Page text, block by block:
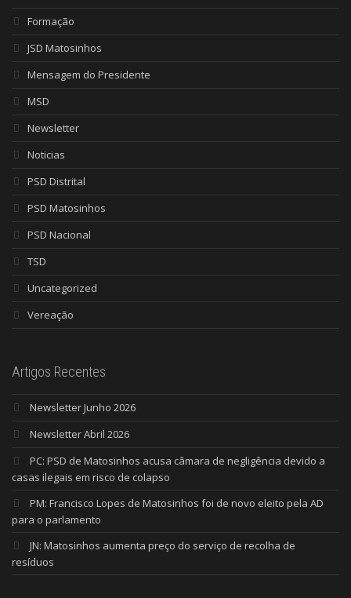
Formação
JSD Matosinhos
Mensagem do Presidente
MSD
Newsletter
Noticias
PSD Distrital
PSD Matosinhos
PSD Nacional
TSD
Uncategorized
Vereação
Artigos Recentes
Newsletter Junho 2026
Newsletter Abril 2026
PC: PSD de Matosinhos acusa câmara de negligência devido a
casas ilegais em risco de colapso
PM: Francisco Lopes de Matosinhos foi de novo eleito pela AD
para o parlamento
JN: Matosinhos aumenta preço do serviço de recolha de
resíduos